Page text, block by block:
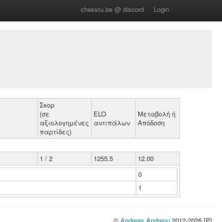
chesstu.be @ discord Login
Σκορ
(σε
αξιολογημένες
παρτίδες)
ELO
αντιπάλων
Μεταβολή ή
Απόδοση
1 / 2 1255.5
12.00
0
1